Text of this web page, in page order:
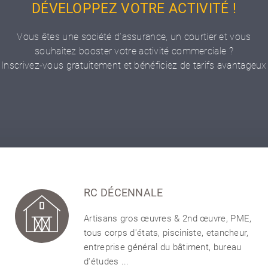
DÉVELOPPEZ VOTRE ACTIVITÉ !
Vous êtes une société d’assurance, un courtier et vous
souhaitez booster votre activité commerciale ?
Inscrivez-vous gratuitement et bénéficiez de tarifs avantageux
RC DÉCENNALE
Artisans gros œuvres & 2nd œuvre, PME,
tous corps d'états, pisciniste, etancheur,
entreprise général du bâtiment, bureau
d'études ...